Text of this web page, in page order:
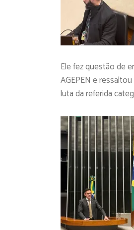
Ele fez questão de
AGEPEN e
luta da referida